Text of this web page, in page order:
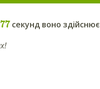
77секунд воно здійснює